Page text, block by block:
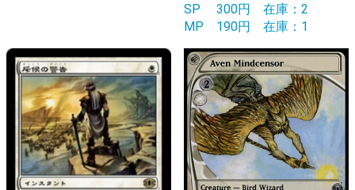
SP
300円 在庫：2
MP 190円 在庫：1